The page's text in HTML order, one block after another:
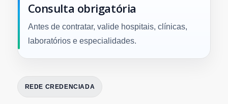
Consulta obrigatória
Antes de contratar, valide hospitais, clínicas,
laboratórios e especialidades.
REDE CREDENCIADA